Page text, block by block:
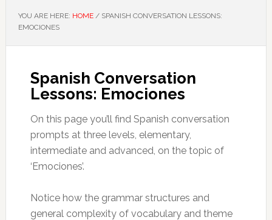
YOU ARE HERE: HOME /SPANISH CONVERSATION LESSONS:
EMOCIONES
Spanish Conversation
Lessons: Emociones
On this page you’ll find Spanish conversation
prompts at three levels, elementary,
intermediate and advanced, on the topic of
‘Emociones’.
Notice how the grammar structures and
general complexity of vocabulary and theme